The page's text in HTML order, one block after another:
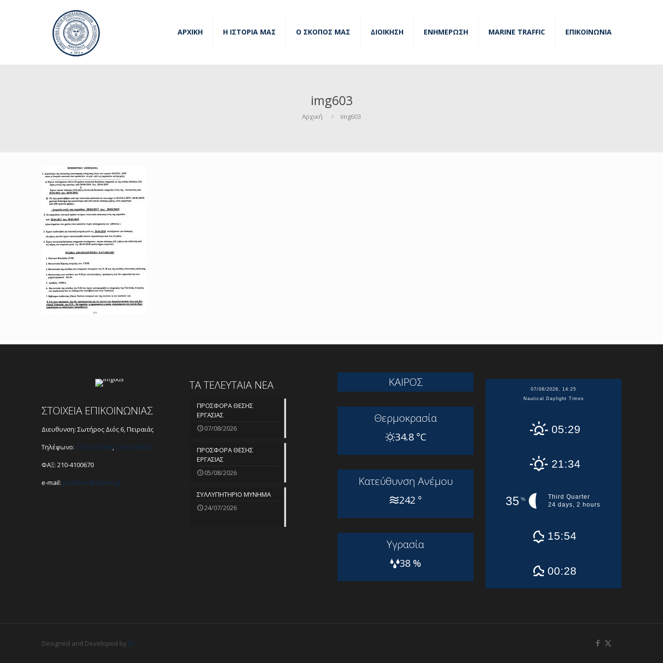
ΑΡΧΙΚΗ Η ΙΣΤΟΡΙΑ ΜΑΣ Ο ΣΚΟΠΟΣ ΜΑΣ ΔΙΟΙΚΗΣΗ ΕΝΗΜΕΡΩΣΗ MARINE TRAFFIC ΕΠΙΚΟΙΝΩΝΙΑ
img603
Αρχική img603
ΣΤΟΙΧΕΙΑ ΕΠΙΚΟΙΝΩΝΙΑΣ
Διευθυνση: Σωτήρος Διός 6, Πειραιάς
Τηλέφωνο: 210-4117604,210-4176825
ΦΑΞ: 210-4100670
e-mail: peathen@otenet.gr
ΤΑ ΤΕΛΕΥΤΑΙΑ ΝΕΑ
ΠΡΟΣΦΟΡΑ ΘΕΣΗΣ
ΕΡΓΑΣΙΑΣ
07/08/2026
ΠΡΟΣΦΟΡΑ ΘΕΣΗΣ
ΕΡΓΑΣΙΑΣ
05/08/2026
ΣΥΛΛΥΠΗΤΗΡΙΟ ΜΥΝΗΜΑ
24/07/2026
ΚΑΙΡΟΣ
Θερμοκρασία
34.8 °C
Kατεύθυνση Aνέμου
242 °
Yγρασία
38 %
07/08/2026, 14:25
Nautical Daylight Times
05:29
21:34
35 %
Third Quarter
24 days, 2 hours
15:54
00:28
Designed and Developed by JIT